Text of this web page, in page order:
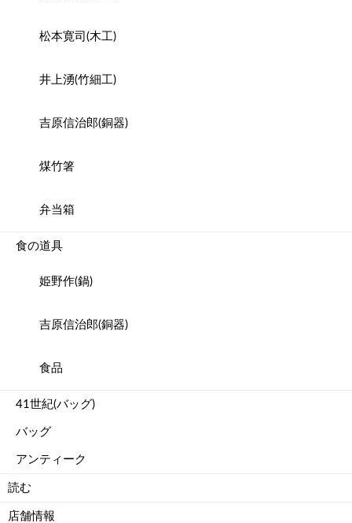
松本寛司(木工)
井上湧(竹細工)
吉原信治郎(銅器)
煤竹箸
弁当箱
食の道具
姫野作(鍋)
吉原信治郎(銅器)
食品
41世紀(バッグ)
バッグ
アンティーク
読む
店舗情報